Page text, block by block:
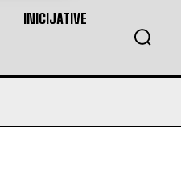
INICIJATIVE